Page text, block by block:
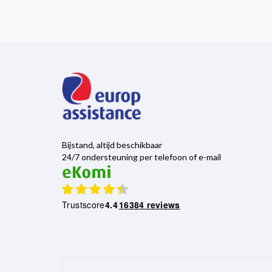
Bijstand, altijd beschikbaar
24/7 ondersteuning per telefoon of e-mail
Trustscore4.416384 reviews